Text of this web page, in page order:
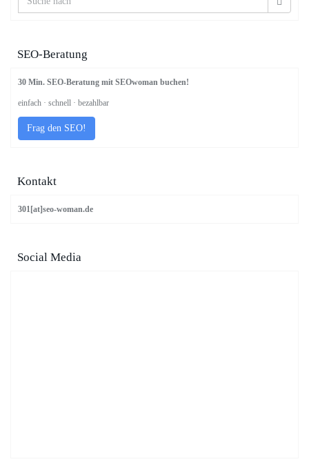
SEO-Beratung
30 Min. SEO-Beratung mit SEOwoman buchen!
einfach · schnell · bezahlbar
Frag den SEO!
Kontakt
301[at]seo-woman.de
Social Media